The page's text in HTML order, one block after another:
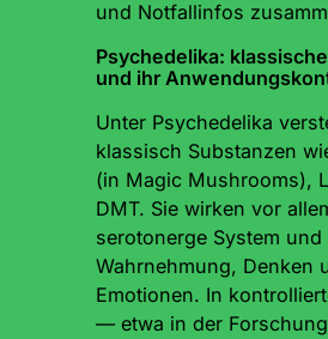
und Notfallinfos
Psychedelika:
und ihr
Unter Psychedelika
klassisch Substanzen
(in Magic Mushrooms),
DMT. Sie wirken vor
serotonerge System und
Wahrnehmung, Denken
Emotionen. In
— etwa in der